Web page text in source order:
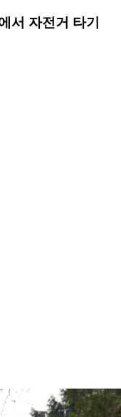
서 자전거 타기